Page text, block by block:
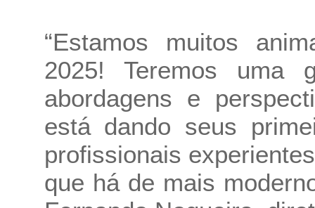
“Estamos muitos
2025! Teremos uma
abordagens e
está dando seus
profissionais
que há de mais